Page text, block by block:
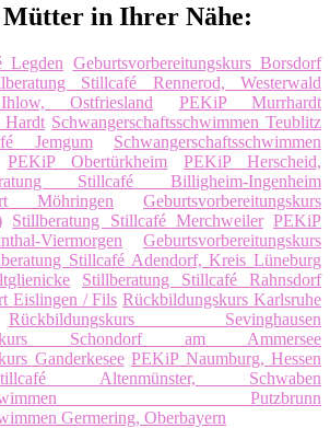
in Ihrer Nähe:
Legden Geburtsvorbereitungskurs Borsdorf
Stillcafé Rennerod, Westerwald
Ostfriesland
PEKiP Murrhardt
Hardt Schwangerschaftsschwimmen Teublitz
Jemgum
Schwangerschaftsschwimmen
PEKiP Obertürkheim
PEKiP Herscheid,
Stillcafé Billigheim-Ingenheim
Möhringen
Geburtsvorbereitungskurs
Stillberatung Stillcafé Merchweiler PEKiP
Viermorgen
Geburtsvorbereitungskurs
Stillcafé Adendorf, Kreis Lüneburg
Stillberatung Stillcafé Rahnsdorf
Eislingen / Fils Rückbildungskurs Karlsruhe
Rückbildungskurs Sevinghausen
Schondorf am Ammersee
Ganderkesee PEKiP Naumburg, Hessen
Altenmünster, Schwaben
Putzbrunn
Germering, Oberbayern